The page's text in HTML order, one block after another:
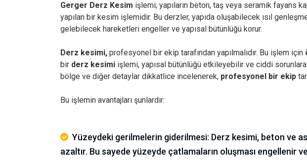
Gerger Derz Kesim işlemi; yapıların beton, taş veya seramik fayans
yapılan bir kesim işlemidir. Bu derzler, yapıda oluşabilecek ısıl
gelebilecek hareketleri engeller ve yapısal bütünlüğü korur.
Derz kesimi, profesyonel bir ekip tarafından yapılmalıdır. Bu işlem için
bir derz kesimi işlemi, yapısal bütünlüğü etkileyebilir ve ciddi
bölge ve diğer detaylar dikkatlice incelenerek, profesyonel bir ekip
Bu işlemin avantajları şunlardır:
Yüzeydeki gerilmelerin giderilmesi: Derz kesimi, beton ve
azaltır. Bu sayede yüzeyde çatlamaların oluşması engellenir